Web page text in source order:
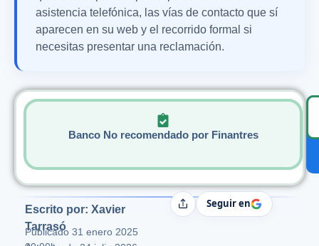
asistencia telefónica, las vías de contacto que sí
aparecen en su web y el recorrido formal si
necesitas presentar una reclamación.
Banco No recomendado por Finantres
Escrito por: Xavier
Tarrasó
Publicado 31 enero 2025
CompartirSeguir en